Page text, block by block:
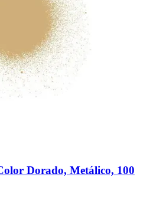
Dorado, Metálico, 100